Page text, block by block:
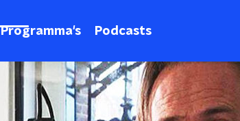
Programma's Podcasts